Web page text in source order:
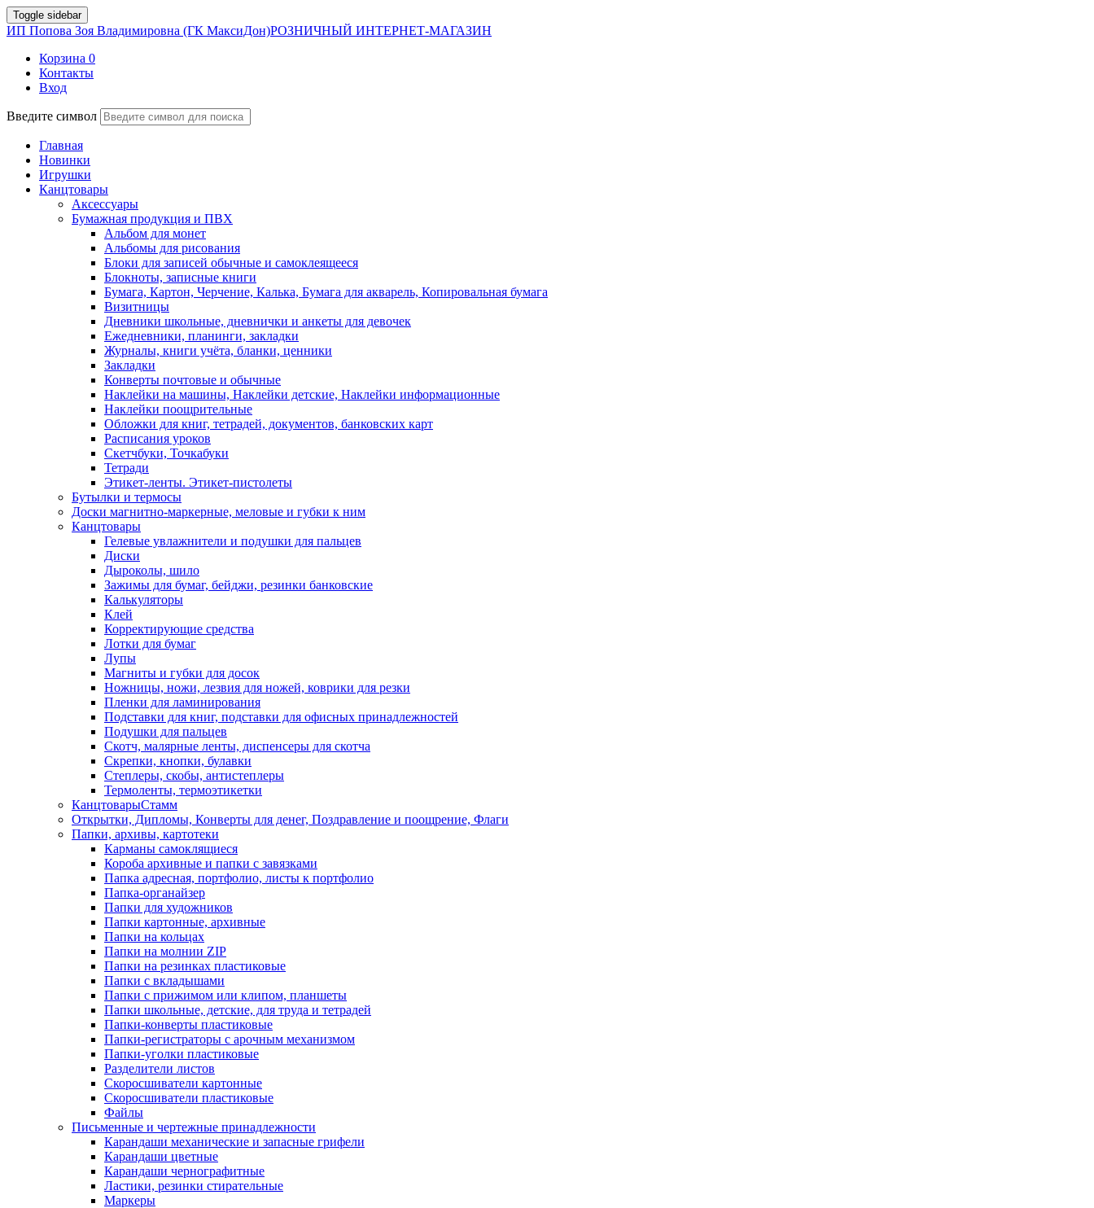
Toggle sidebar
ИП Попова Зоя Владимировна (ГК МаксиДон)РОЗНИЧНЫЙ ИНТЕРНЕТ-МАГАЗИН
Корзина 0
Контакты
Вход
Введите символ
Главная
Новинки
Игрушки
Канцтовары
Аксессуары
Бумажная продукция и ПВХ
Альбом для монет
Альбомы для рисования
Блоки для записей обычные и самоклеящееся
Блокноты, записные книги
Бумага, Картон, Черчение, Калька, Бумага для акварель, Копировальная бумага
Визитницы
Дневники школьные, дневнички и анкеты для девочек
Ежедневники, планинги, закладки
Журналы, книги учёта, бланки, ценники
Закладки
Конверты почтовые и обычные
Наклейки на машины, Наклейки детские, Наклейки информационные
Наклейки поощрительные
Обложки для книг, тетрадей, документов, банковских карт
Расписания уроков
Скетчбуки, Точкабуки
Тетради
Этикет-ленты. Этикет-пистолеты
Бутылки и термосы
Доски магнитно-маркерные, меловые и губки к ним
Канцтовары
Гелевые увлажнители и подушки для пальцев
Диски
Дыроколы, шило
Зажимы для бумаг, бейджи, резинки банковские
Калькуляторы
Клей
Корректирующие средства
Лотки для бумаг
Лупы
Магниты и губки для досок
Ножницы, ножи, лезвия для ножей, коврики для резки
Пленки для ламинирования
Подставки для книг, подставки для офисных принадлежностей
Подушки для пальцев
Скотч, малярные ленты, диспенсеры для скотча
Скрепки, кнопки, булавки
Степлеры, скобы, антистеплеры
Термоленты, термоэтикетки
КанцтоварыСтамм
Открытки, Дипломы, Конверты для денег, Поздравление и поощрение, Флаги
Папки, архивы, картотеки
Карманы самоклящиеся
Короба архивные и папки с завязками
Папка адресная, портфолио, листы к портфолио
Папка-органайзер
Папки для художников
Папки картонные, архивные
Папки на кольцах
Папки на молнии ZIP
Папки на резинках пластиковые
Папки с вкладышами
Папки с прижимом или клипом, планшеты
Папки школьные, детские, для труда и тетрадей
Папки-конверты пластиковые
Папки-регистраторы с арочным механизмом
Папки-уголки пластиковые
Разделители листов
Скоросшиватели картонные
Скоросшиватели пластиковые
Файлы
Письменные и чертежные принадлежности
Карандаши механические и запасные грифели
Карандаши цветные
Карандаши чернографитные
Ластики, резинки стирательные
Маркеры